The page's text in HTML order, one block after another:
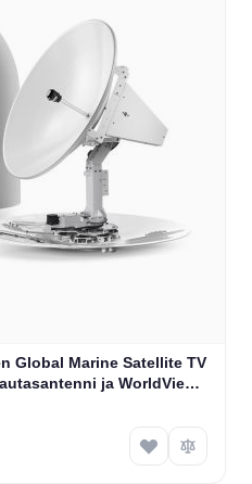
Global Marine Satellite TV
ja WorldView